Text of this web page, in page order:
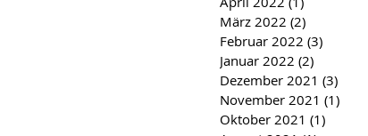
März 2022 (2)
Februar 2022 (3)
Januar 2022 (2)
Dezember 2021 (3)
November 2021 (1)
Oktober 2021 (1)